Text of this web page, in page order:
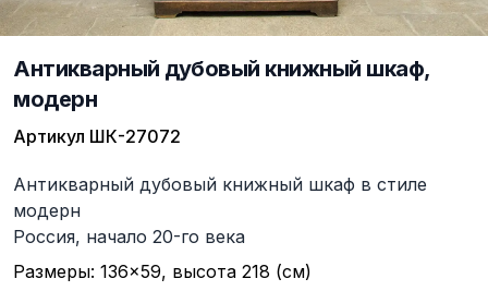
Антикварный дубовый книжный шкаф,
модерн
Артикул ШК-27072
Описание
Антикварный дубовый книжный шкаф в стиле
модерн
Россия, начало 20-го века
Размеры: 136×59, высота 218 (см)